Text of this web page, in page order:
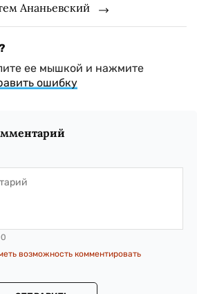
Ананьевский
ее мышкой и нажмите
ошибку
возможность комментировать